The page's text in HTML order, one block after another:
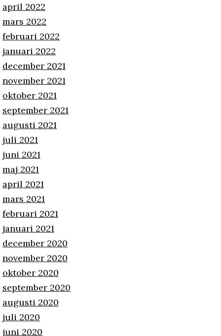
april 2022
mars 2022
februari 2022
januari 2022
december 2021
november 2021
oktober 2021
september 2021
augusti 2021
juli 2021
juni 2021
maj 2021
april 2021
mars 2021
februari 2021
januari 2021
december 2020
november 2020
oktober 2020
september 2020
augusti 2020
juli 2020
juni 2020